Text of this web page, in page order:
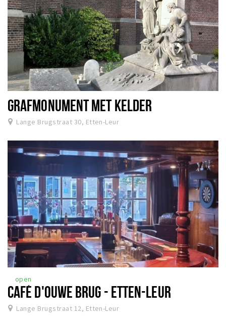
GRAFMONUMENT MET KELDER
Lange Brugstraat 30, Etten-Leur
open
CAFÉ D'OUWE BRUG - ETTEN-LEUR
Lange Brugstraat 12, Etten-Leur